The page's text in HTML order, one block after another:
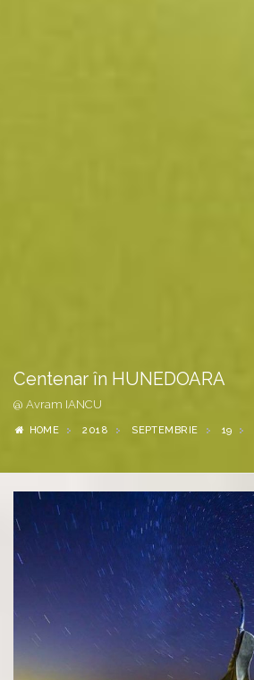
Centenar în HUNEDOARA
@ Avram IANCU
HOME 2018 SEPTEMBRIE 19